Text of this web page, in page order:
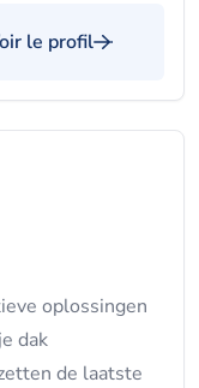
le profil
oplossingen
dak
de laatste